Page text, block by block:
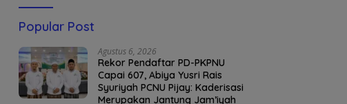
Popular Post
Agustus 6, 2026
Rekor Pendaftar PD-PKPNU
Capai 607, Abiya Yusri Rais
Syuriyah PCNU Pijay: Kaderisasi
Merupakan Jantung Jam’iyah